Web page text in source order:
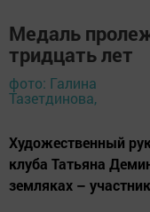
Медаль
тридцать лет
фото: Галина
Тазетдинова,
Художественный
клуба Татьяна
земляках –